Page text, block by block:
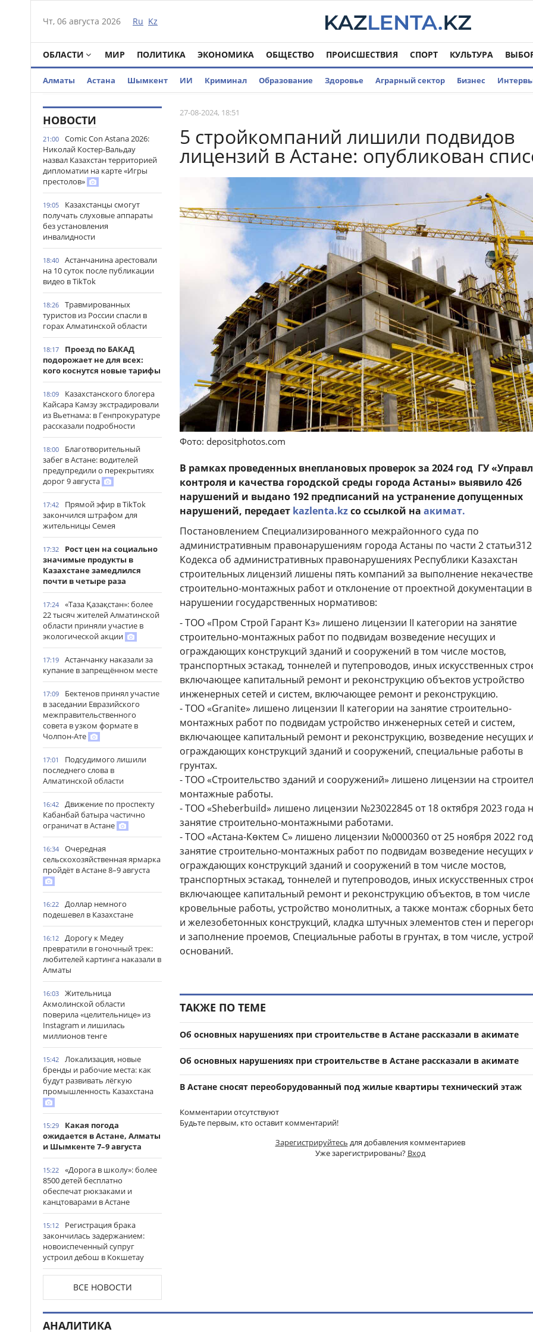
Чт, 06 августа 2026 Ru Kz
ОБЛАСТИ МИР ПОЛИТИКА ЭКОНОМИКА ОБЩЕСТВО ПРОИСШЕСТВИЯ СПОРТ КУЛЬТУРА
Алматы Астана Шымкент ИИ Криминал Образование Здоровье Аграрный сектор Бизнес
НОВОСТИ
21:00
Comic Con Astana 2026:
Николай Костер-Вальдау
назвал Казахстан территорией
дипломатии на карте «Игры
престолов»
19:05
Казахстанцы смогут
получать слуховые аппараты
без установления
инвалидности
18:40
Астанчанина арестовали
на 10 суток после публикации
видео в TikTok
18:26
Травмированных
туристов из России спасли в
горах Алматинской области
18:17
Проезд по БАКАД
подорожает не для всех:
кого коснутся новые тарифы
18:09
Казахстанского блогера
Кайсара Камзу экстрадировали
из Вьетнама: в Генпрокуратуре
рассказали подробности
18:00
Благотворительный
забег в Астане: водителей
предупредили о перекрытиях
дорог 9 августа
17:42
Прямой эфир в TikTok
закончился штрафом для
жительницы Семея
17:32
Рост цен на социально
значимые продукты в
Казахстане замедлился
почти в четыре раза
17:24
«Таза Қазақстан»: более
22 тысяч жителей Алматинской
области приняли участие в
экологической акции
17:19
Астанчанку наказали за
купание в запрещённом месте
17:09
Бектенов принял участие
в заседании Евразийского
межправительственного
совета в узком формате в
Чолпон-Ате
17:01
Подсудимого лишили
последнего слова в
Алматинской области
16:42
Движение по проспекту
Кабанбай батыра частично
ограничат в Астане
16:34
Очередная
сельскохозяйственная ярмарка
пройдёт в Астане 8–9 августа
16:22
Доллар немного
подешевел в Казахстане
16:12
Дорогу к Медеу
превратили в гоночный трек:
любителей картинга наказали в
Алматы
16:03
Жительница
Акмолинской области
поверила «целительнице» из
Instagram и лишилась
миллионов тенге
15:42
Локализация, новые
бренды и рабочие места: как
будут развивать лёгкую
промышленность Казахстана
15:29
Какая погода
ожидается в Астане, Алматы
и Шымкенте 7–9 августа
15:22
«Дорога в школу»: более
8500 детей бесплатно
обеспечат рюкзаками и
канцтоварами в Астане
15:12
Регистрация брака
закончилась задержанием:
новоиспеченный супруг
устроил дебош в Кокшетау
Сауран началась реставрация
исторических памятников
14:53
Выезд на встречную
ВСЕ НОВОСТИ
27-08-2024, 18:51
5 стройкомпаний лишили подвидов
лицензий в Астане: опубликован
Фото: depositphotos.com
В рамках проведенных внеплановых проверок за 2024 год ГУ
контроля и качества городской среды города Астаны» выявило 426
нарушений и выдано 192 предписаний на устранение допущенных
нарушений, передает kazlenta.kzсо ссылкой на акимат.
Постановлением Специализированного межрайонного суда по
административным правонарушениям города Астаны по части 2 статьи312
Кодекса об административных правонарушениях Республики Казахстан
строительных лицензий лишены пять компаний за выполнение
строительно-монтажных работ и отклонение от проектной документации в
нарушении государственных нормативов:
- ТОО «Пром Строй Гарант Кз» лишено лицензии II категории на занятие
строительно-монтажных работ по подвидам возведение несущих и
ограждающих конструкций зданий и сооружений в том числе мостов,
транспортных эстакад, тоннелей и путепроводов, иных искусственных
включающее капитальный ремонт и реконструкцию объектов устройство
инженерных сетей и систем, включающее ремонт и реконструкцию.
- TOO «Granite» лишено лицензии II категории на занятие строительно-
монтажных работ по подвидам устройство инженерных сетей и систем,
включающее капитальный ремонт и реконструкцию, возведение несущих и
ограждающих конструкций зданий и сооружений, специальные работы в
грунтах.
- ТОО «Строительство зданий и сооружений» лишено лицензии на
монтажные работы.
- TOO «Sheberbuild» лишено лицензии №23022845 от 18 октября 2023 года
занятие строительно-монтажными работами.
- ТОО «Астана-Көктем С» лишено лицензии №0000360 от 25 ноября 2022
занятие строительно-монтажных работ по подвидам возведение несущих
ограждающих конструкций зданий и сооружений в том числе мостов,
транспортных эстакад, тоннелей и путепроводов, иных искусственных
включающее капитальный ремонт и реконструкцию объектов, в том числе
кровельные работы, устройство монолитных, а также монтаж сборных
и железобетонных конструкций, кладка штучных элементов стен и
и заполнение проемов, Специальные работы в грунтах, в том числе,
оснований.
ТАКЖЕ ПО ТЕМЕ
Об основных нарушениях при строительстве в Астане рассказали в акимате
Об основных нарушениях при строительстве в Астане рассказали в акимате
В Астане сносят переоборудованный под жилые квартиры технический этаж
Комментарии отсутствуют
Будьте первым, кто оставит комментарий!
Зарегистрируйтесь для добавления комментариев
Уже зарегистрированы? Вход
АНАЛИТИКА